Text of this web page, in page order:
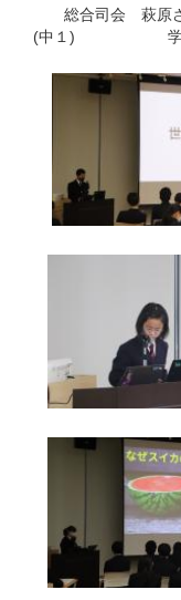
総合司会 萩
(中１) 学年司